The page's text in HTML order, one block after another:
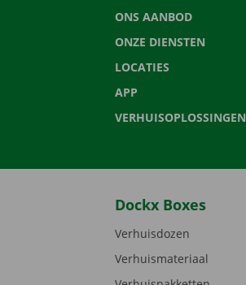
ONS AANBOD
ONZE DIENSTEN
LOCATIES
APP
VERHUISOPLOSSINGEN
Dockx Boxes
Verhuisdozen
Verhuismateriaal